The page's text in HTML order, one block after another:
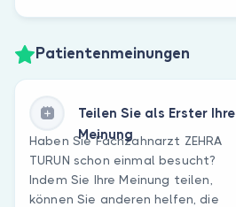
Patientenmeinungen
Teilen Sie als Erster Ihre
Meinung
Haben Sie Fachzahnarzt ZEHRA
TURUN schon einmal besucht?
Indem Sie Ihre Meinung teilen,
können Sie anderen helfen, die